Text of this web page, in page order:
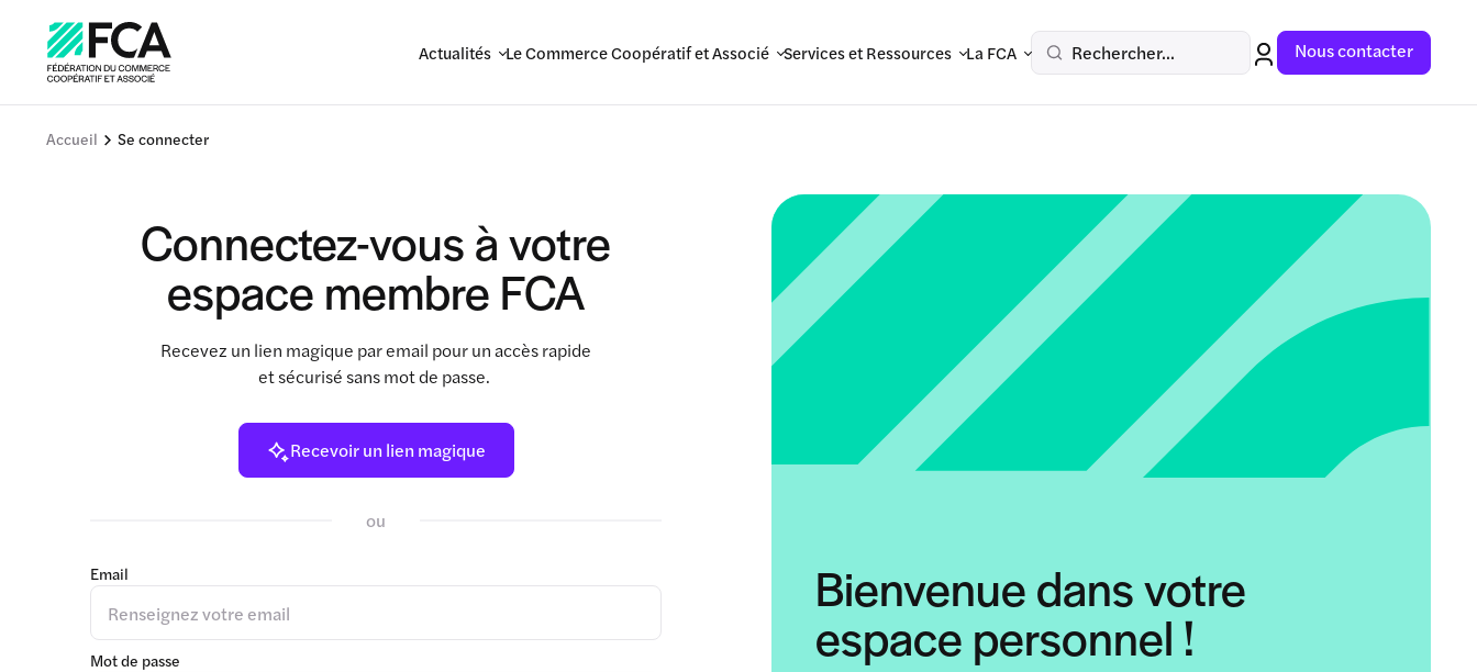
Actualités Le Commerce Coopératif et Associé Services et Ressources La FCA Rechercher... Nous contacter
Accueil Se connecter
Connectez-vous à votre
espace membre FCA
Recevez un lien magique par email pour un accès rapide
et sécurisé sans mot de passe.
Recevoir un lien magique
ou
Email
Mot de passe
Bienvenue dans votre
espace personnel !